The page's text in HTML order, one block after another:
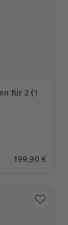
für 2 (1
Aktueller
199,90 €